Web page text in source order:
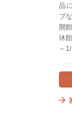
品
プ
開
休
～